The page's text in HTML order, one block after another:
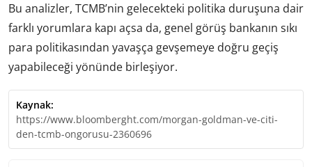
Bu analizler, TCMB’nin gelecekteki politika duruşuna dair
farklı yorumlara kapı açsa da, genel görüş bankanın sıkı
para politikasından yavaşça gevşemeye doğru geçiş
yapabileceği yönünde birleşiyor.
Kaynak:
https://www.bloomberght.com/morgan-goldman-ve-citi-
den-tcmb-ongorusu-2360696